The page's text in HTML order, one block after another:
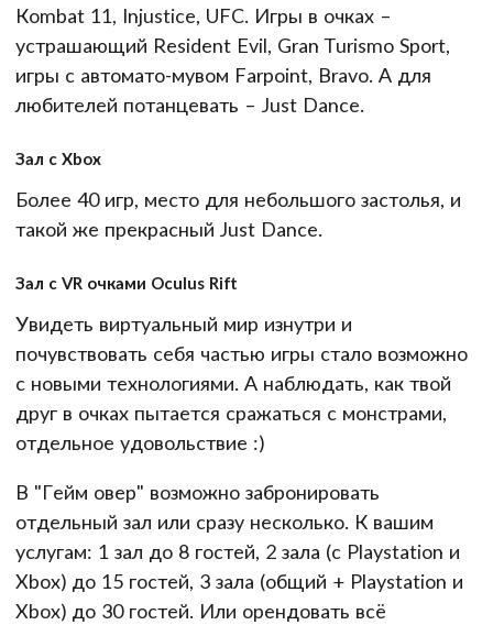
Кombat 11, Injustice, UFC. Игры в очках –
устрашающий Resident Evil, Gran Turismo Sport,
игры с автомато-мувом Farpoint, Bravo. А для
любителей потанцевать – Just Dance.
Зал с Xbox
Более 40 игр, место для небольшого застолья, и
такой же прекрасный Just Dance.
Зал с VR очками Oculus Rift
Увидеть виртуальный мир изнутри и
почувствовать себя частью игры стало возможно
с новыми технологиями. А наблюдать, как твой
друг в очках пытается сражаться с монстрами,
отдельное удовольствие :)
В "Гейм овер" возможно забронировать
отдельный зал или сразу несколько. К вашим
услугам: 1 зал до 8 гостей, 2 зала (с Playstation и
Xbox) до 15 гостей, 3 зала (общий + Playstation и
Xbox) до 30 гостей. Или орендовать всё